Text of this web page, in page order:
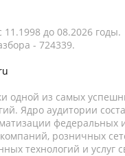
до 08.2026 годы.
- 724339.
одной из самых
Ядро аудитории
федеральных
розничных
технологий и услуг